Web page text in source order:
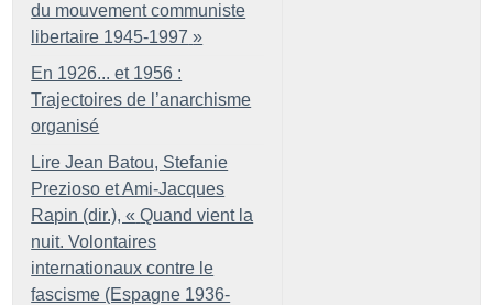
du mouvement communiste
libertaire 1945-1997 »
En 1926... et 1956 :
Trajectoires de l’anarchisme
organisé
Lire Jean Batou, Stefanie
Prezioso et Ami-Jacques
Rapin (dir.), « Quand vient la
nuit. Volontaires
internationaux contre le
fascisme (Espagne 1936-